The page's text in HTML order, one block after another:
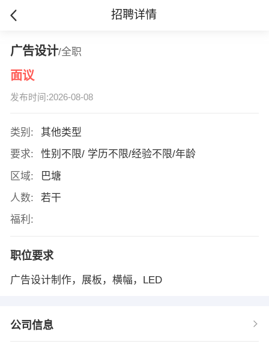
招聘详情
广告设计/全职
面议
发布时间:2026-08-08
类别:
其他类型
要求:
性别不限/ 学历不限/经验不限/年龄
区域:
巴塘
人数:
若干
福利:
职位要求
广告设计制作，展板，横幅，LED
公司信息